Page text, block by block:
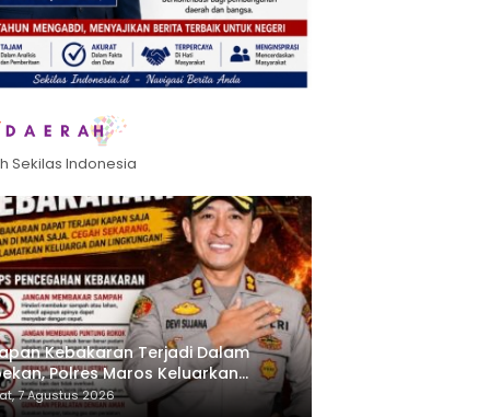
Sekilas Indonesia
Kebakaran Terjadi Dalam
Polres Maros Keluarkan
kepada Masyarakat
7 Agustus 2026